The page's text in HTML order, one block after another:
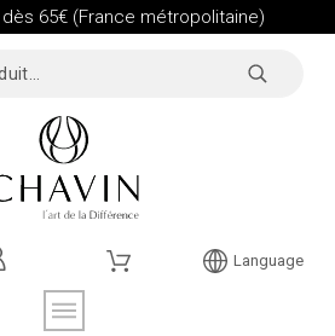
65€ (France métropolitaine)
Language